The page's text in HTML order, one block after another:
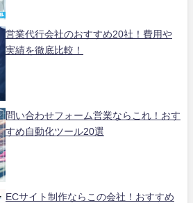
営業代行会社のおすすめ20社！費用や
実績を徹底比較！
問い合わせフォーム営業ならこれ！おす
すめ自動化ツール20選
ECサイト制作ならこの会社！おすすめ